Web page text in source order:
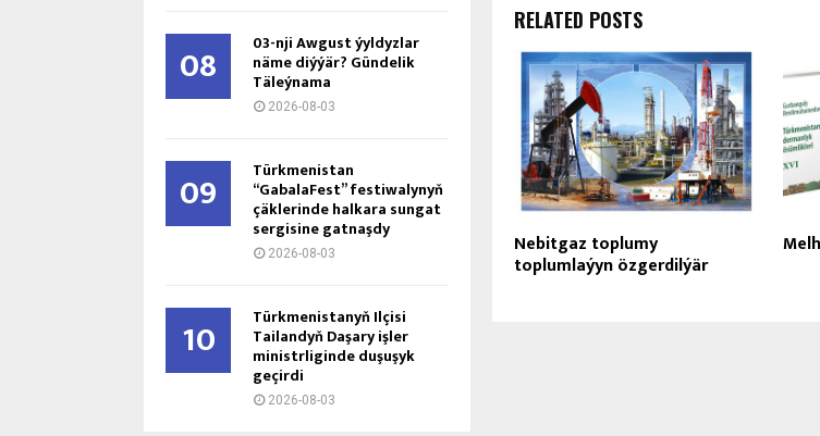
RELATED POSTS
Nebitgaz toplumy
toplumlaýyn özgerdilýär
08 03-nji Awgust ýyldyzlar
näme diýýär? Gündelik
Täleýnama
2026-08-03
09 Türkmenistan
“GabalaFest” festiwalynyň
çäklerinde halkara sungat
sergisine gatnaşdy
2026-08-03
10 Türkmenistanyň Ilçisi
Tailandyň Daşary işler
ministrliginde duşuşyk
geçirdi
2026-08-03